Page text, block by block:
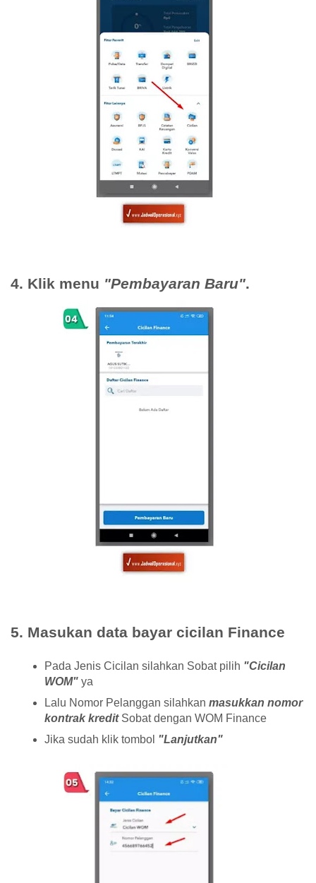
4. Klik menu "Pembayaran Baru".
5. Masukan data bayar cicilan Finance
Pada Jenis Cicilan silahkan Sobat pilih "Cicilan
WOM" ya
Lalu Nomor Pelanggan silahkan masukkan nomor
kontrak kreditSobat dengan WOM Finance
Jika sudah klik tombol "Lanjutkan"